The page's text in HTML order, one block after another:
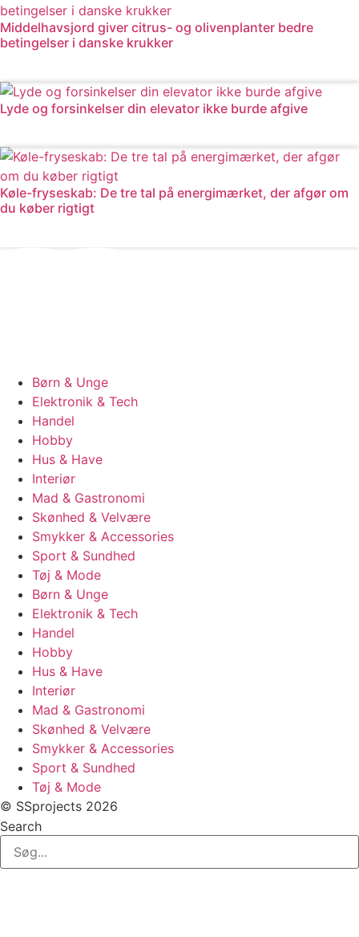
Middelhavsjord giver citrus- og olivenplanter bedre
betingelser i danske krukker
Lyde og forsinkelser din elevator ikke burde afgive
Køle-fryseskab: De tre tal på energimærket, der afgør om
du køber rigtigt
Børn & Unge
Elektronik & Tech
Handel
Hobby
Hus & Have
Interiør
Mad & Gastronomi
Skønhed & Velvære
Smykker & Accessories
Sport & Sundhed
Tøj & Mode
Børn & Unge
Elektronik & Tech
Handel
Hobby
Hus & Have
Interiør
Mad & Gastronomi
Skønhed & Velvære
Smykker & Accessories
Sport & Sundhed
Tøj & Mode
© SSprojects 2026
Search